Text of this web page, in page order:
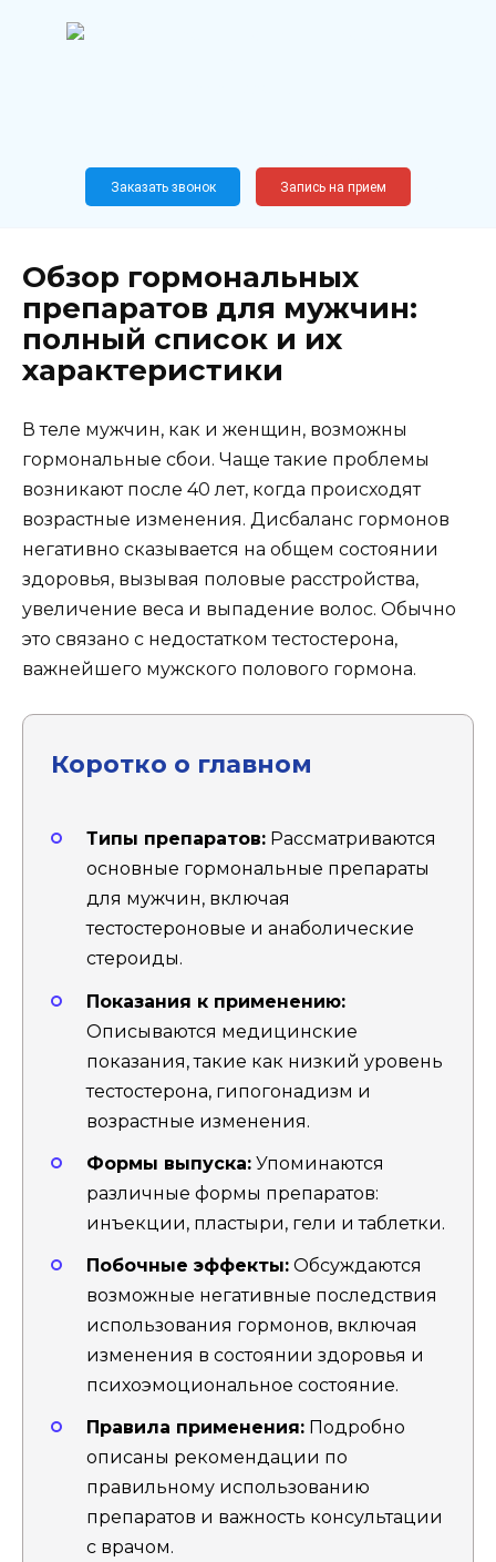
Новослободская, 62, к12
Заказать звонок Запись на прием
Обзор гормональных
препаратов для мужчин:
полный список и их
характеристики
В теле мужчин, как и женщин, возможны
гормональные сбои. Чаще такие проблемы
возникают после 40 лет, когда происходят
возрастные изменения. Дисбаланс гормонов
негативно сказывается на общем состоянии
здоровья, вызывая половые расстройства,
увеличение веса и выпадение волос. Обычно
это связано с недостатком тестостерона,
важнейшего мужского полового гормона.
Коротко о главном
Типы препаратов: Рассматриваются
основные гормональные препараты
для мужчин, включая
тестостероновые и анаболические
стероиды.
Показания к применению:
Описываются медицинские
показания, такие как низкий уровень
тестостерона, гипогонадизм и
возрастные изменения.
Формы выпуска: Упоминаются
различные формы препаратов:
инъекции, пластыри, гели и таблетки.
Побочные эффекты: Обсуждаются
возможные негативные последствия
использования гормонов, включая
изменения в состоянии здоровья и
психоэмоциональное состояние.
Правила применения: Подробно
описаны рекомендации по
правильному использованию
препаратов и важность консультации
с врачом.